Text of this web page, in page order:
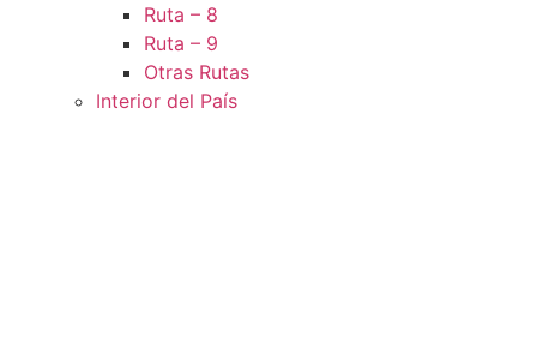
Ruta – 8
Ruta – 9
Otras Rutas
Interior del País